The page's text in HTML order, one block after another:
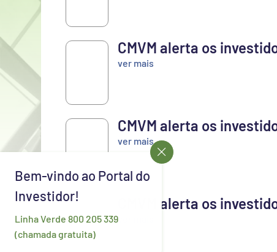
CMVM alerta os
ver mais
CMVM alerta os
ver mais
28
OUT
CMVM alerta os
ver mais
Bem-vindo ao Portal do
Investidor!
Linha Verde 800 205 339
(chamada gratuita)